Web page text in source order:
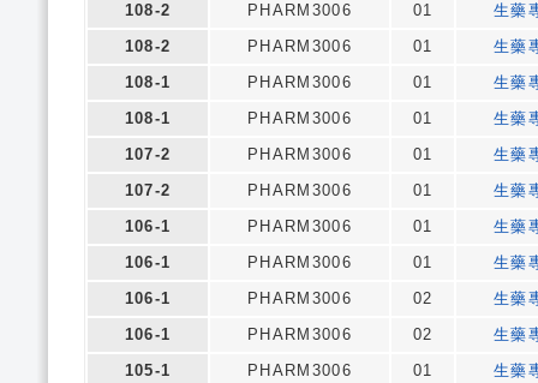
108-2
PHARM3006 01
生藥
108-2
PHARM3006 01
生藥
108-1
PHARM3006 01
生藥
108-1
PHARM3006 01
生藥
107-2
PHARM3006 01
生藥
107-2
PHARM3006 01
生藥
106-1
PHARM3006 01
生藥
106-1
PHARM3006 01
生藥
106-1
PHARM3006 02
生藥
106-1
PHARM3006 02
生藥
105-1
PHARM3006 01
生藥